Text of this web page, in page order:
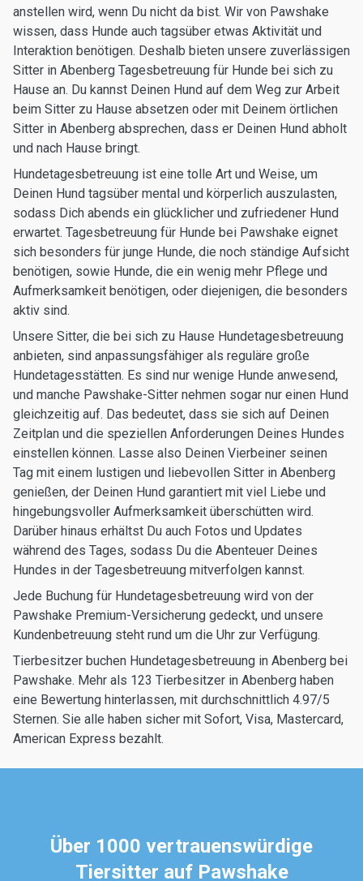
anstellen wird, wenn Du nicht da bist. Wir von Pawshake
wissen, dass Hunde auch tagsüber etwas Aktivität und
Interaktion benötigen. Deshalb bieten unsere zuverlässigen
Sitter in Abenberg Tagesbetreuung für Hunde bei sich zu
Hause an. Du kannst Deinen Hund auf dem Weg zur Arbeit
beim Sitter zu Hause absetzen oder mit Deinem örtlichen
Sitter in Abenberg absprechen, dass er Deinen Hund abholt
und nach Hause bringt.
Hundetagesbetreuung ist eine tolle Art und Weise, um
Deinen Hund tagsüber mental und körperlich auszulasten,
sodass Dich abends ein glücklicher und zufriedener Hund
erwartet. Tagesbetreuung für Hunde bei Pawshake eignet
sich besonders für junge Hunde, die noch ständige Aufsicht
benötigen, sowie Hunde, die ein wenig mehr Pflege und
Aufmerksamkeit benötigen, oder diejenigen, die besonders
aktiv sind.
Unsere Sitter, die bei sich zu Hause Hundetagesbetreuung
anbieten, sind anpassungsfähiger als reguläre große
Hundetagesstätten. Es sind nur wenige Hunde anwesend,
und manche Pawshake-Sitter nehmen sogar nur einen Hund
gleichzeitig auf. Das bedeutet, dass sie sich auf Deinen
Zeitplan und die speziellen Anforderungen Deines Hundes
einstellen können. Lasse also Deinen Vierbeiner seinen
Tag mit einem lustigen und liebevollen Sitter in Abenberg
genießen, der Deinen Hund garantiert mit viel Liebe und
hingebungsvoller Aufmerksamkeit überschütten wird.
Darüber hinaus erhältst Du auch Fotos und Updates
während des Tages, sodass Du die Abenteuer Deines
Hundes in der Tagesbetreuung mitverfolgen kannst.
Jede Buchung für Hundetagesbetreuung wird von der
Pawshake Premium-Versicherung gedeckt, und unsere
Kundenbetreuung steht rund um die Uhr zur Verfügung.
Tierbesitzer buchen Hundetagesbetreuung in Abenberg bei
Pawshake. Mehr als 123 Tierbesitzer in Abenberg haben
eine Bewertung hinterlassen, mit durchschnittlich 4.97/5
Sternen. Sie alle haben sicher mit Sofort, Visa, Mastercard,
American Express bezahlt.
Über 1000 vertrauenswürdige
Tiersitter auf Pawshake